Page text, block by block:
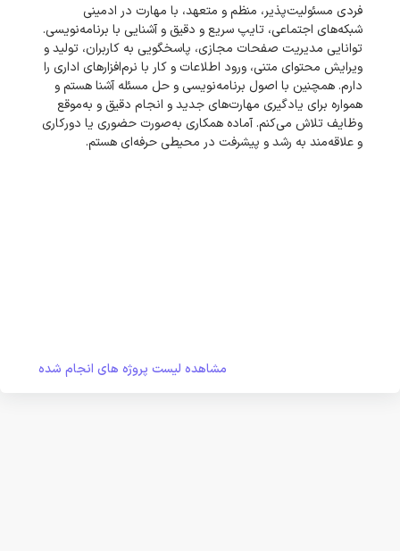
فردی مسئولیت‌پذیر، منظم و متعهد، با مهارت در ادمینی
شبکه‌های اجتماعی، تایپ سریع و دقیق و آشنایی با برنامه‌نویسی.
توانایی مدیریت صفحات مجازی، پاسخگویی به کاربران، تولید و
ویرایش محتوای متنی، ورود اطلاعات و کار با نرم‌افزارهای اداری را
دارم. همچنین با اصول برنامه‌نویسی و حل مسئله آشنا هستم و
همواره برای یادگیری مهارت‌های جدید و انجام دقیق و به‌موقع
وظایف تلاش می‌کنم. آماده همکاری به‌صورت حضوری یا دورکاری
و علاقه‌مند به رشد و پیشرفت در محیطی حرفه‌ای هستم.
مشاهده لیست پروژه های انجام شده